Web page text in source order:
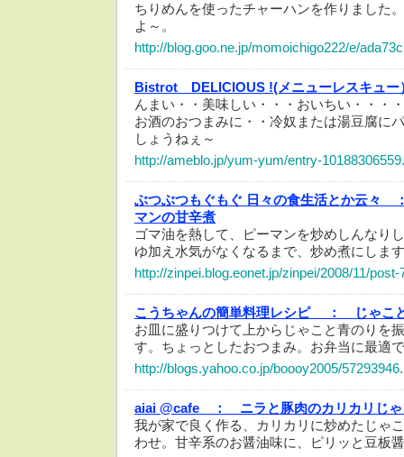
ちりめんを使ったチャーハンを作りました
よ～。
http://blog.goo.ne.jp/momoichigo222/e/
Bistrot DELICIOUS !(メニューレスキュ
んまい・・美味しい・・・おいちい・・・
お酒のおつまみに・・冷奴または湯豆腐に
しょうねぇ～
http://ameblo.jp/yum-yum/entry-
ぶつぶつもぐもぐ 日々の食生活とか云々
マンの甘辛煮
ゴマ油を熱して、ピーマンを炒めしんなり
ゆ加え水気がなくなるまで、炒め煮にしま
http://zinpei.blog.eonet.jp/zinpei/2008/11/post-
こうちゃんの簡単料理レシピ ：
じゃこ
お皿に盛りつけて上からじゃこと青のりを
す。ちょっとしたおつまみ。お弁当に最適
http://blogs.yahoo.co.jp/boooy2005/
aiai @cafe ：
ニラと豚肉のカリカリじ
我が家で良く作る、カリカリに炒めたじゃ
わせ。甘辛系のお醤油味に、ピリッと豆板